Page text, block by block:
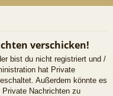
verschicken!
bist du nicht registriert und /
hat Private
Außerdem könnte es
Nachrichten zu